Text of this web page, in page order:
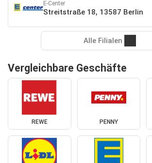
E-Center
Streitstraße 18, 13587 Berlin
Alle Filialen
Vergleichbare Geschäfte
REWE PENNY